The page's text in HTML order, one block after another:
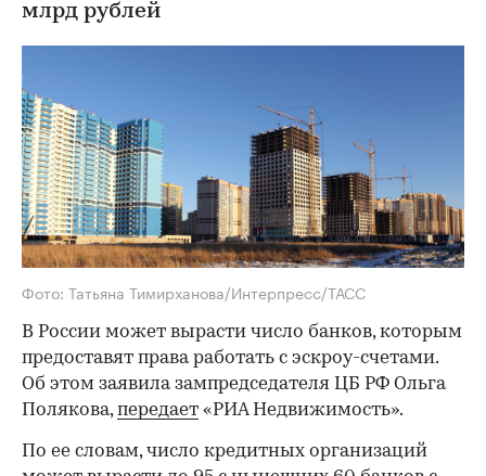
млрд рублей
Фото: Татьяна Тимирханова/Интерпресс/ТАСС
В России может вырасти число банков, которым
предоставят права работать с эскроу-счетами.
Об этом заявила зампредседателя ЦБ РФ Ольга
Полякова,передает «РИА Недвижимость».
По ее словам, число кредитных организаций